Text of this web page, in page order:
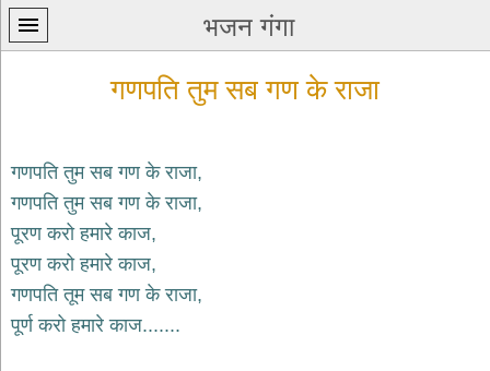
भजन गंगा
प्रथम
पन्ना
कृष्ण
भजन
krishna
गणपति तुम सब गण के राजा
गणपति तुम सब गण के राजा,
गणपति तुम सब गण के राजा,
पूरण करो हमारे काज,
पूरण करो हमारे काज,
गणपति तूम सब गण के राजा,
पूर्ण करो हमारे काज.......